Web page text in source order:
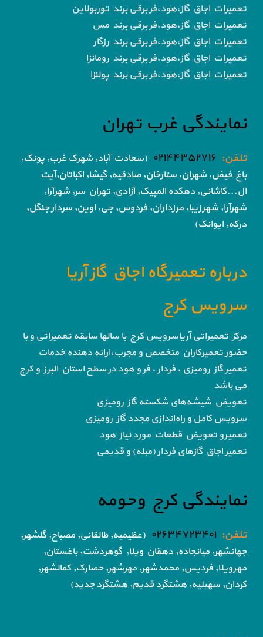
تعمیرات اجاق گاز،هود،فر برقی برند توربولاین
تعمیرات اجاق گاز،هود،فر برقی برند مس
تعمیرات اجاق گاز،هود،فر برقی برند رزگار
تعمیرات اجاق گاز،هود،فر برقی برند رومانزا
تعمیرات اجاق گاز،هود،فر برقی برند پولنزا
نمایندگی غرب تهران
تلفن: ۰۲۱۴۴۳۵۲۷۱۶ (سعادت آباد, شهرک غرب, پونک,
باغ فیض, شهران, ستارخان, صادقیه, گیشا, اکباتان,آیت
ال...کاشانی, دهکده المپیک, آزادی, تهران سر, شهرآرا,
شهرآرا, شهرزیبا, مرزداران, فردوس, جی, اوین, سردار جنگل,
درکه, ایوانک)
درباره تعمیرگاه اجاق گاز آریا
سرویس کرج
مرکز تعمیراتی آریاسرویس کرج با سالها سابقه تعمیراتی و با
حضور تعمیرکاران متخصص و مجرب،ارائه دهنده خدمات
تعمیر گاز رومیزی ، فردار ، فر و هود در سطح استان البرز و کرج
می باشد
تعویض شیشه‌های شکسته گاز رومیزی
سرویس کامل و راه‌اندازی مجدد گاز رومیزی
تعمیرو تعویض قطعات مورد نیاز هود
تعمیر اجاق گاز‌های فردار (مبله) و قدیمی
نمایندگی کرج وحومه
تلفن: ۰۲۶۳۴۷۲۳۴۰۱
(عظیمیه, طالقانی, مصباح, گلشهر,
جهانشهر, میانجاده, دهقان ویلا, گوهردشت, باغستان,
مهرویلا, فردیس, محمدشهر, مهرشهر, حصارک, کمالشهر,
کردان, سهیلیه, هشتگرد قدیم, هشتگرد جدید)